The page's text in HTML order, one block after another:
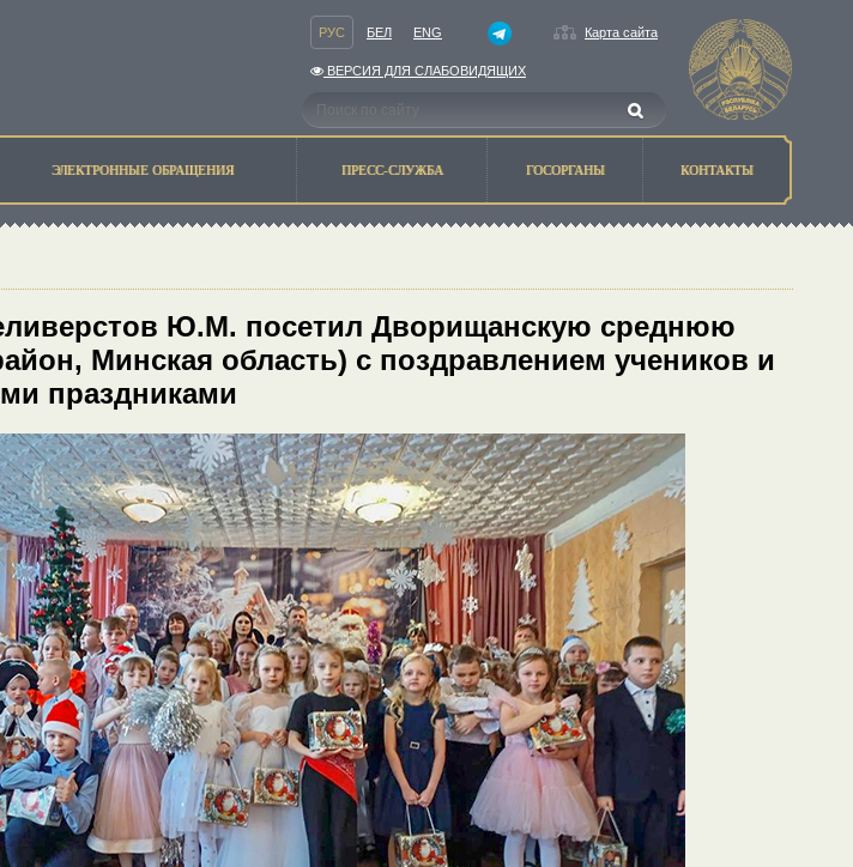
РУС БЕЛ ENG Карта сайта
ВЕРСИЯ ДЛЯ СЛАБОВИДЯЩИХ
ЭЛЕКТРОННЫЕ ОБРАЩЕНИЯ ПРЕСС-СЛУЖБА ГОСОРГАНЫ КОНТАКТЫ
Ю.М. посетил Дворищанскую среднюю
Минская область) с поздравлением учеников и
праздниками